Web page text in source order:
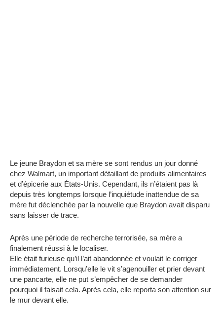
Le jeune Braydon et sa mère se sont rendus un jour donné
chez Walmart, un important détaillant de produits alimentaires
et d’épicerie aux États-Unis. Cependant, ils n’étaient pas là
depuis très longtemps lorsque l’inquiétude inattendue de sa
mère fut déclenchée par la nouvelle que Braydon avait disparu
sans laisser de trace.
Après une période de recherche terrorisée, sa mère a
finalement réussi à le localiser.
Elle était furieuse qu’il l’ait abandonnée et voulait le corriger
immédiatement. Lorsqu’elle le vit s’agenouiller et prier devant
une pancarte, elle ne put s’empêcher de se demander
pourquoi il faisait cela. Après cela, elle reporta son attention sur
le mur devant elle.